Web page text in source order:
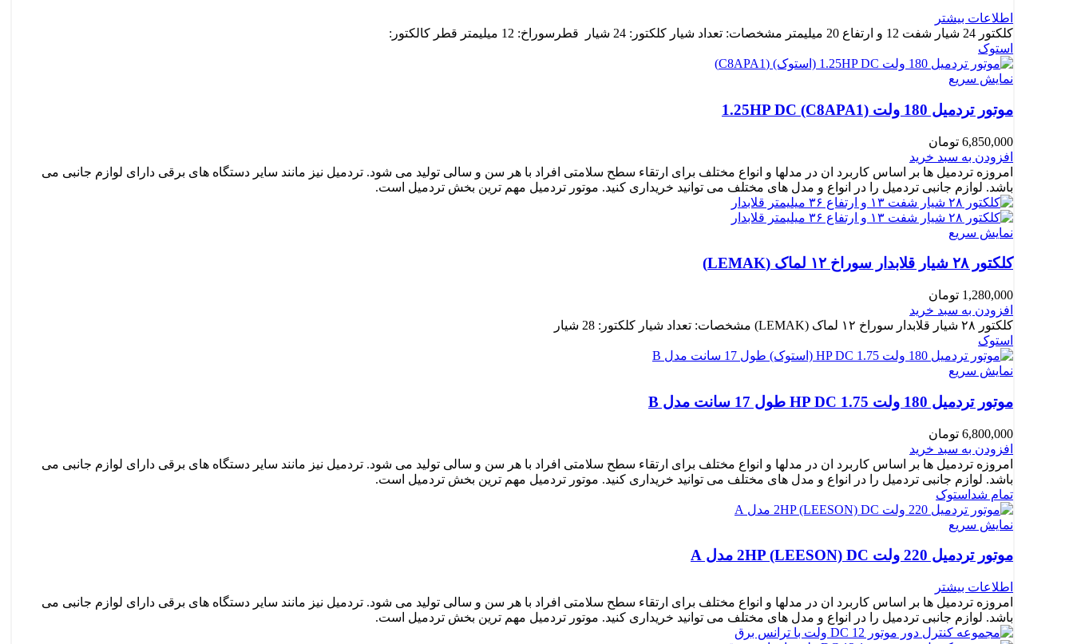
اطلاعات بیشتر
کلکتور 24 شیار شفت 12 و ارتفاع 20 میلیمتر مشخصات: تعداد شیار کلکتور: 24 شیار قطرسوراخ: 12 میلیمتر قطر کالکتور:
استوک
نمایش سریع
موتور تردمیل 180 ولت 1.25HP DC (C8APA1)
6,850,000 تومان
افزودن به سبد خرید
امروزه تردمیل ها بر اساس کاربرد ان در مدلها و انواع مختلف برای ارتقاء سطح سلامتی افراد با هر سن و سالی تولید می شود. تردمیل نیز مانند سایر دستگاه های برقی دارای لوازم جانبی می
باشد. لوازم جانبی تردمیل را در انواع و مدل های مختلف می توانید خریداری کنید. موتور تردمیل مهم ترین بخش تردمیل است.
نمایش سریع
کلکتور ۲۸ شیار قلابدار سوراخ ۱۲ لماک (LEMAK)
1,280,000 تومان
افزودن به سبد خرید
کلکتور ۲۸ شیار قلابدار سوراخ ۱۲ لماک (LEMAK) مشخصات: تعداد شیار کلکتور: 28 شیار
استوک
نمایش سریع
موتور تردمیل 180 ولت 1.75 HP DC طول 17 سانت مدل B
6,800,000 تومان
افزودن به سبد خرید
امروزه تردمیل ها بر اساس کاربرد ان در مدلها و انواع مختلف برای ارتقاء سطح سلامتی افراد با هر سن و سالی تولید می شود. تردمیل نیز مانند سایر دستگاه های برقی دارای لوازم جانبی می
باشد. لوازم جانبی تردمیل را در انواع و مدل های مختلف می توانید خریداری کنید. موتور تردمیل مهم ترین بخش تردمیل است.
تمام شد استوک
نمایش سریع
موتور تردمیل 220 ولت 2HP (LEESON) DC مدل A
اطلاعات بیشتر
امروزه تردمیل ها بر اساس کاربرد ان در مدلها و انواع مختلف برای ارتقاء سطح سلامتی افراد با هر سن و سالی تولید می شود. تردمیل نیز مانند سایر دستگاه های برقی دارای لوازم جانبی می
باشد. لوازم جانبی تردمیل را در انواع و مدل های مختلف می توانید خریداری کنید. موتور تردمیل مهم ترین بخش تردمیل است.